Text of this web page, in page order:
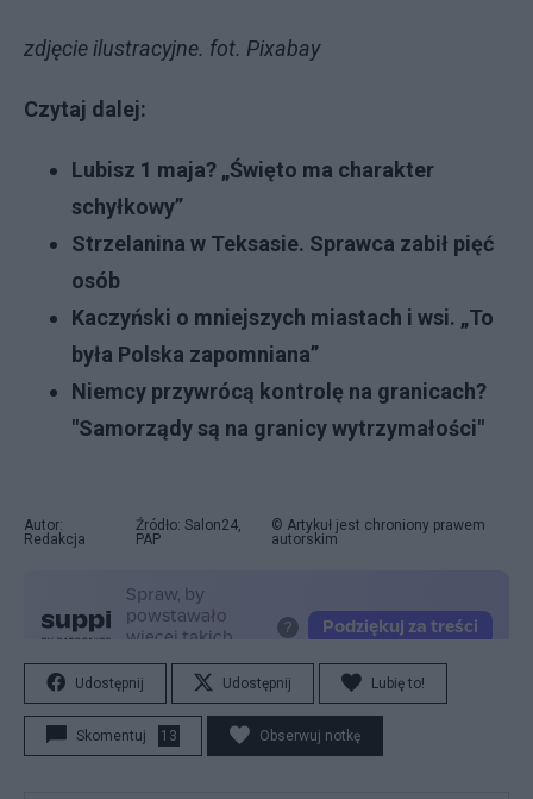
zdjęcie ilustracyjne. fot. Pixabay
Czytaj dalej:
Lubisz 1 maja? „Święto ma charakter
schyłkowy”
Strzelanina w Teksasie. Sprawca zabił pięć
osób
Kaczyński o mniejszych miastach i wsi. „To
była Polska zapomniana”
Niemcy przywrócą kontrolę na granicach?
"Samorządy są na granicy wytrzymałości"
Autor:
Redakcja
Źródło: Salon24,
PAP
© Artykuł jest chroniony prawem
autorskim
Udostępnij Udostępnij Lubię to!
Skomentuj 13 Obserwuj notkę